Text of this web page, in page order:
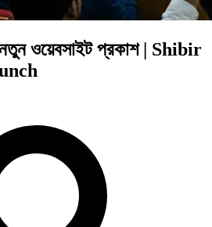
নতুন ওয়েবসাইট প্রকাশ | Shibir